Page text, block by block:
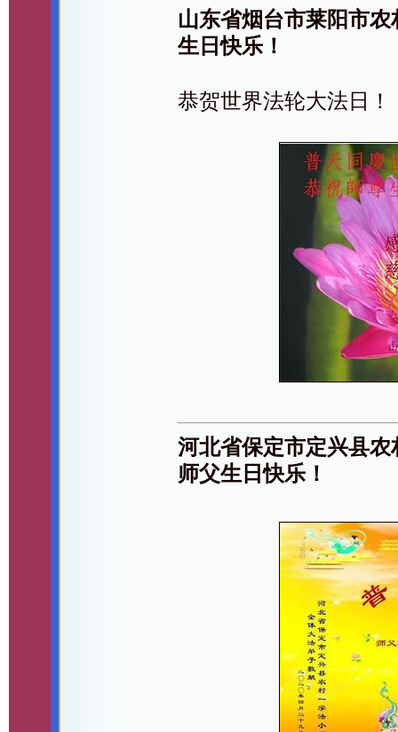
山东省烟台市莱阳市
生日快乐！
恭贺世界法轮大法日！
河北省保定市定兴县
师父生日快乐！